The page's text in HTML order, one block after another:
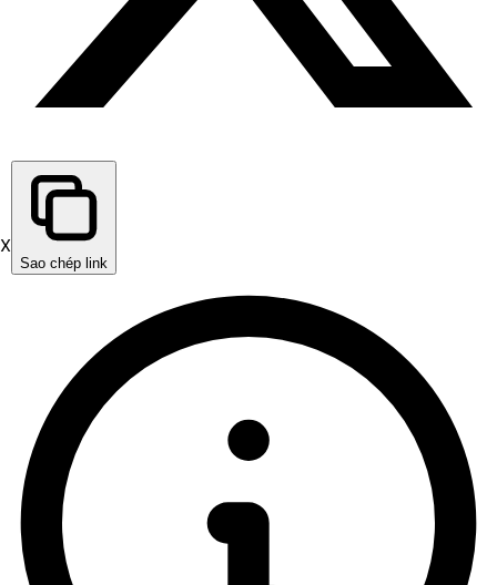
X
Sao chép link